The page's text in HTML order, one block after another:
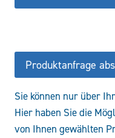
Menge
Produktanfrage
Sie können nur über
Hier haben Sie die
von Ihnen gewählten